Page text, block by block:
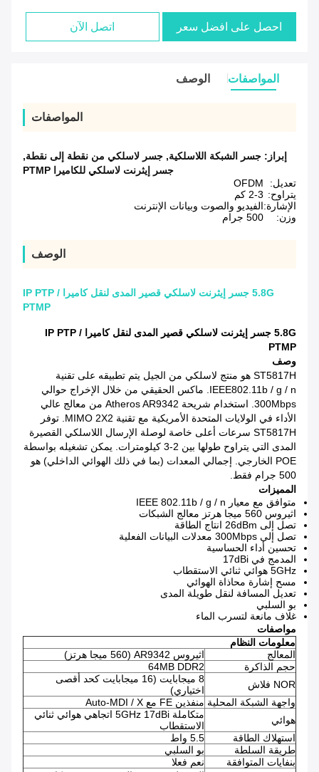
احصل على افضل سعر اتصل الآن
المواصفات الوصف
المواصفات
إبراز: جسر الشبكة اللاسلكية, جسر لاسلكي من نقطة إلى نقطة,
جسر إيثرنت لاسلكي للكاميرا PTMP
تعديل:
OFDM
يتراوح: 2-3 كم
الإشارة:الفيديو والصوت وبيانات الإنترنت
وزن:
500 جرام
الوصف
5.8G جسر إيثرنت لاسلكي قصير المدى لنقل كاميرا IP PTP /
PTMP
5.8G جسر إيثرنت لاسلكي قصير المدى لنقل كاميرا IP PTP /
PTMP
وصف
ST5817H هو منتج لاسلكي من الجيل يتم تطبيقه على تقنية
IEEE802.11b / g / n.
ماكس الحقيقي من خلال الإخراج حوالي
300Mbps.
استخدام شريحة Atheros AR9342 من معالج عالي
الأداء في الولايات المتحدة الأمريكية مع تقنية MIMO 2X2.
توفر
ST5817H سرعات أعلى خاصة لوصلة الإرسال اللاسلكي القصيرة
المدى التي يتراوح طولها بين 2-3 كيلومترات.
يمكن تشغيله بواسطة
POE الخارجي.
إجمالي المعدات (بما في ذلك الهوائي الداخلي) هو
500 جرام فقط.
المميزات
متوافق مع معيار IEEE 802.11b / g / n
اثيروس 560 ميجا هرتز معالج الشبكات
تصل إلى 26dBm انتاج الطاقة
تصل إلى 300Mbps معدلات البيانات الفعلية
تحسين أداء الحساسية
المدمج في 17dBi
5GHz هوائي ثنائي الاستقطاب
مسح إشارة محاذاة الهوائي
تعديل المسافة لنقل طويلة المدى
بو السلبي
غلاف مانعة لتسرب الماء
مواصفات
معلومات النظام
المعالج
اثيروس AR9342 (560 ميجا هرتز)
حجم الذاكرة
64MB DDR2
NOR فلاش
8 ميجابايت (16 ميجابايت كحد أقصى
اختياري)
واجهة الشبكة المحلية منفذين FE مع Auto-MDI / X
هوائي
متكاملة 5GHz 17dBi اتجاهي هوائي ثنائي
الاستقطاب
استهلاك الطاقة
5.5 واط
طريقة السلطة
بو السلبي
بنفايات المتوافقة
نعم فعلا